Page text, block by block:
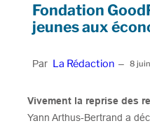
Fondation
jeunes aux
Par La Rédaction – 8
Vivement la reprise des
Yann Arthus-Bertrand a